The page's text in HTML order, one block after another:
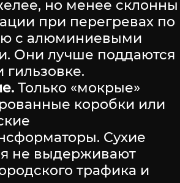
но менее склонны
при перегревах по
с алюминиевыми
Они лучше поддаются
гильзовке.
Только «мокрые»
коробки или
Сухие
не выдерживают
трафика и